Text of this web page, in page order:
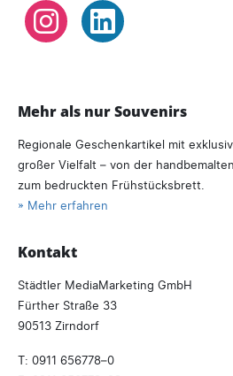
Instagram LinkedIn
Mehr als nur Souvenirs
Regionale Geschenkartikel mit
großer Vielfalt – von der
zum bedruckten Frühstücksbrett.
» Mehr erfahren
Kontakt
Städtler MediaMarketing GmbH
Fürther Straße 33
90513 Zirndorf
T: 0911 656778–0